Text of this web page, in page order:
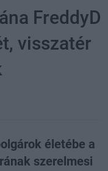
FreddyD
visszatér
életébe a
szerelmesi